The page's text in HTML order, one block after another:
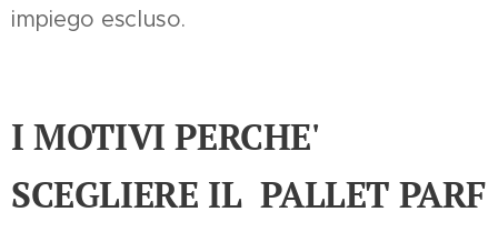
impiego escluso.
I MOTIVI PERCHE'
SCEGLIERE IL PALLET PARF